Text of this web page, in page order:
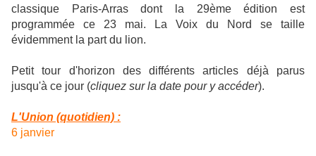
classique Paris-Arras dont la 29ème édition est
programmée ce 23 mai. La Voix du Nord se taille
évidemment la part du lion.
Petit tour d'horizon des différents articles déjà parus
jusqu'à ce jour (cliquez sur la date pour y accéder).
L'Union (quotidien) :
6 janvier